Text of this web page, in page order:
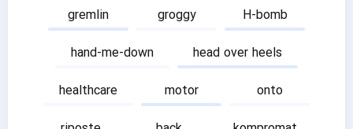
gremlin groggy
H-bomb
hand-me-down
head over heels
healthcare
motor
onto